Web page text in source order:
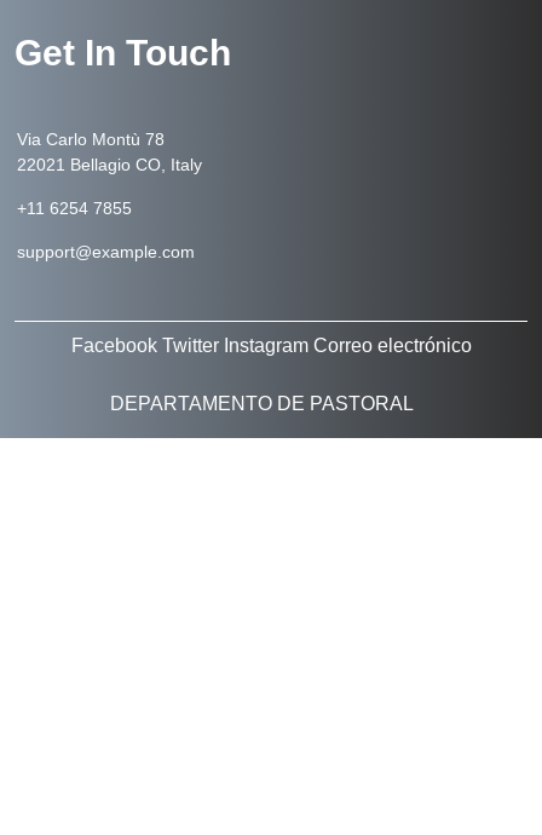
Get In Touch
Via Carlo Montù 78
22021 Bellagio CO, Italy
+11 6254 7855
support@example.com
Facebook Twitter Instagram Correo electrónico
DEPARTAMENTO DE PASTORAL